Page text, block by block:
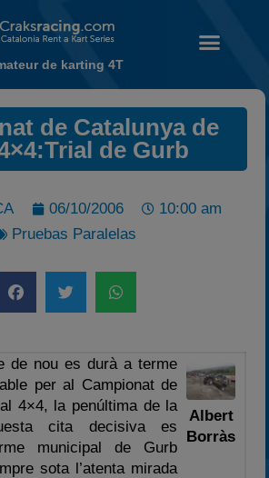
Noticias
Calendario
Carreras finalizadas
Campeonato
2023
2024
2025
Estadísticas
de karting 4T
de Catalunya de
de Gurb
06/10/2006
10:00 am
Pruebas Paralelas
de nou es durà a terme
per al Campionat de
4×4, la penúltima de la
cita decisiva es
municipal de Gurb
sota l’atenta mirada
Albert
Borràs